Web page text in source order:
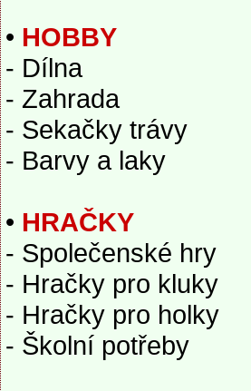
• HOBBY
- Dílna
- Zahrada
- Sekačky trávy
- Barvy a laky
• HRAČKY
- Společenské hry
- Hračky pro kluky
- Hračky pro holky
- Školní potřeby